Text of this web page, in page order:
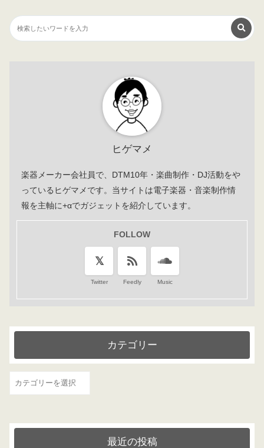
ヒゲマメ
楽器メーカー会社員で、DTM10年・楽曲制作・DJ活動をや
っているヒゲマメです。当サイトは電子楽器・音楽制作情
報を主軸に+αでガジェットを紹介しています。
FOLLOW
Twitter Feedly Music
カテゴリー
カ
リ
最近の投稿